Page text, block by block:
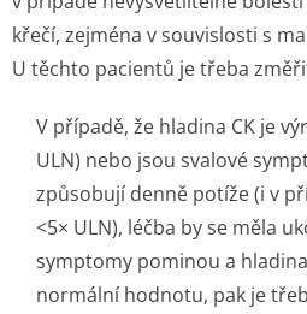
křečí, zejména v souvislosti s
U těchto pacientů je třeba
V případě, že hladina CK je
ULN) nebo jsou svalové
způsobují denně potíže (i v
<5× ULN), léčba by se měla
symptomy pominou a
normální hodnotu, pak je